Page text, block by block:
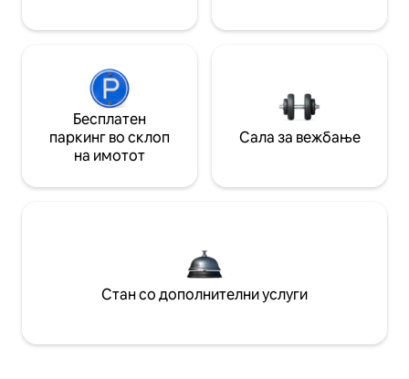
Бесплатен
паркинг во склоп
на имотот
Сала за вежбање
Стан со дополнителни услуги